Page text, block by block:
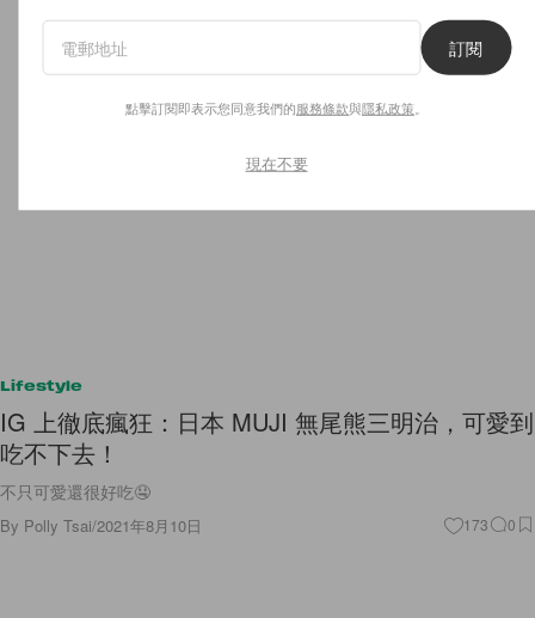
Lifestyle
IG 上徹底瘋狂：日本 MUJI 無尾熊三明治，可愛到
吃不下去！
不只可愛還很好吃🤤
By Polly Tsai/2021年8月10日 173 0
訂閱
點擊訂閱即表示您同意我們的服務條款與隱私政策
現在不要